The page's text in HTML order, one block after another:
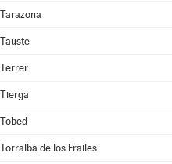
Tarazona
Tauste
Terrer
Tierga
Tobed
Torralba de los Frailes